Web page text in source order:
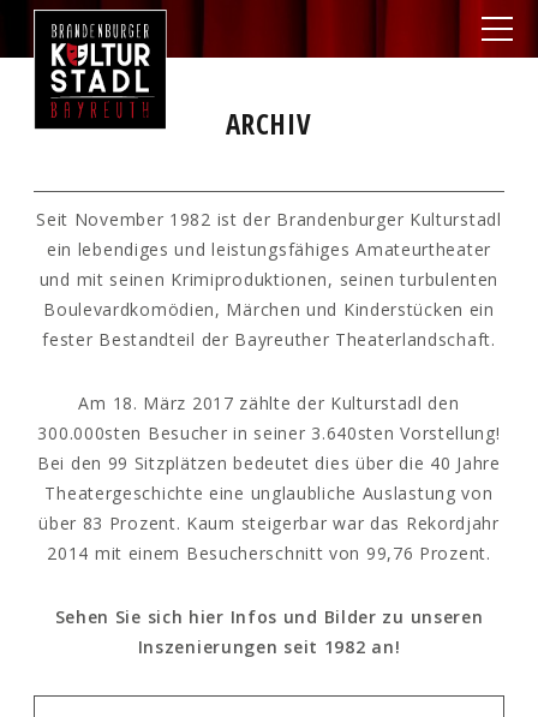
ARCHIV
Seit November 1982 ist der Brandenburger Kulturstadl
ein lebendiges und leistungsfähiges Amateurtheater
und mit seinen Krimiproduktionen, seinen turbulenten
Boulevardkomödien, Märchen und Kinderstücken ein
fester Bestandteil der Bayreuther Theaterlandschaft.
Am 18. März 2017 zählte der Kulturstadl den
300.000sten Besucher in seiner 3.640sten Vorstellung!
Bei den 99 Sitzplätzen bedeutet dies über die 40 Jahre
Theatergeschichte eine unglaubliche Auslastung von
über 83 Prozent. Kaum steigerbar war das Rekordjahr
2014 mit einem Besucherschnitt von 99,76 Prozent.
Sehen Sie sich hier Infos und Bilder zu unseren
Inszenierungen seit 1982 an!